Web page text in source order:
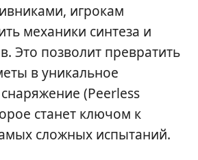
игрокам
механики синтеза и
Это позволит превратить
в уникальное
(Peerless
станет ключом к
сложных испытаний.